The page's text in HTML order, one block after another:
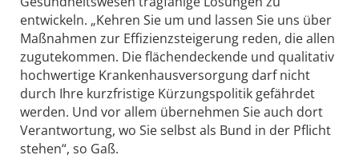
entwickeln. „Kehren Sie um und lassen Sie uns über
Maßnahmen zur Effizienzsteigerung reden, die allen
zugutekommen. Die flächendeckende und qualitativ
hochwertige Krankenhausversorgung darf nicht
durch Ihre kurzfristige Kürzungspolitik gefährdet
werden. Und vor allem übernehmen Sie auch dort
Verantwortung, wo Sie selbst als Bund in der Pflicht
stehen“, so Gaß.